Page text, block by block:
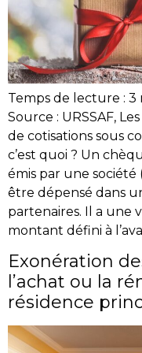
Temps de lecture : 3
Source : URSSAF,
de cotisations sous
c’est quoi ? Un
émis par une société
être dépensé dans
partenaires. Il a une
montant défini à
Exonération
l’achat ou la
résidence